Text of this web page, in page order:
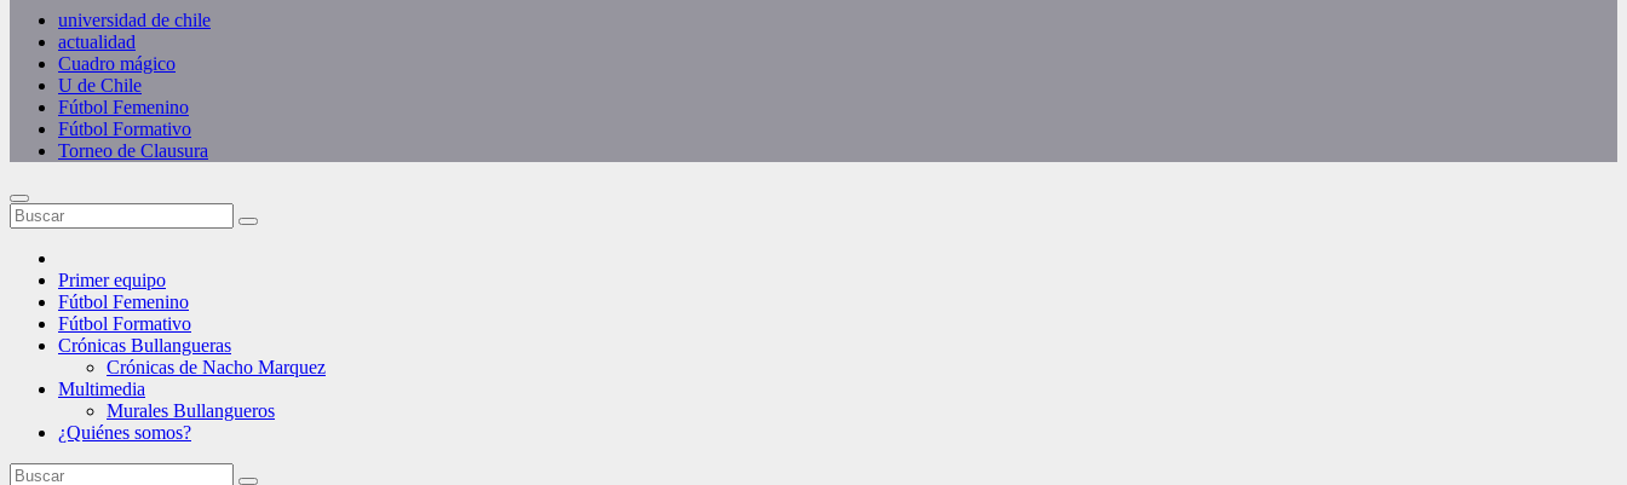
universidad de chile
actualidad
Cuadro mágico
U de Chile
Fútbol Femenino
Fútbol Formativo
Torneo de Clausura
Primer equipo
Fútbol Femenino
Fútbol Formativo
Crónicas Bullangueras
Crónicas de Nacho Marquez
Multimedia
Murales Bullangueros
¿Quiénes somos?